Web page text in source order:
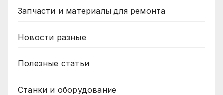
Запчасти и материалы для ремонта
Новости разные
Полезные статьи
Станки и оборудование